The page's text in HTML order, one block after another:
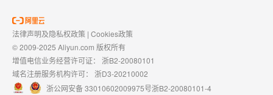
法律声明及隐私权政策 | Cookies政策
© 2009-2025 Aliyun.com 版权所有
增值电信业务经营许可证： 浙B2-20080101
域名注册服务机构许可： 浙D3-20210002
浙公网安备 33010602009975号浙B2-20080101-4